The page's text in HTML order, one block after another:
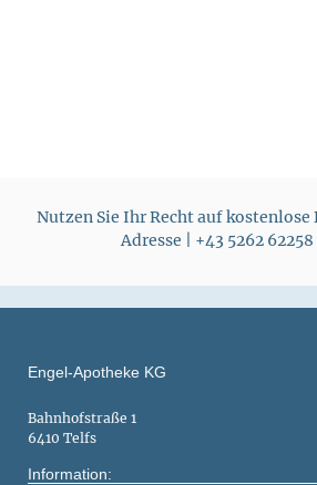
Nutzen Sie Ihr Recht auf
Adresse | +43 5262 62258
Engel-Apotheke KG
Bahnhofstraße 1
6410 Telfs
Information: